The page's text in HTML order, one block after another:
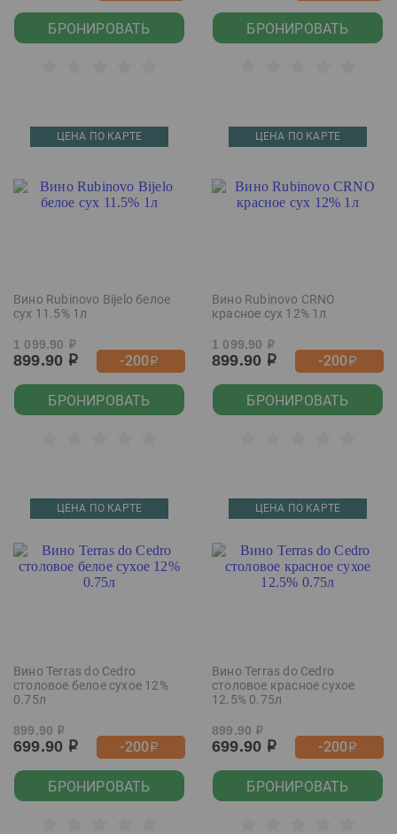
БРОНИРОВАТЬ БРОНИРОВАТЬ
ЦЕНА ПО КАРТЕ
Вино Rubinovo Bijelo белое
сух 11.5% 1л
1 099.90 р
899.90 р -200р
БРОНИРОВАТЬ
ЦЕНА ПО КАРТЕ
Вино Rubinovo CRNO
красное сух 12% 1л
1 099.90 р
899.90 р -200р
БРОНИРОВАТЬ
ЦЕНА ПО КАРТЕ
Вино Terras do Cedro
столовое белое сухое 12%
0.75л
899.90 р
699.90 р -200р
БРОНИРОВАТЬ
ЦЕНА ПО КАРТЕ
Вино Terras do Cedro
столовое красное сухое
12.5% 0.75л
899.90 р
699.90 р -200р
БРОНИРОВАТЬ